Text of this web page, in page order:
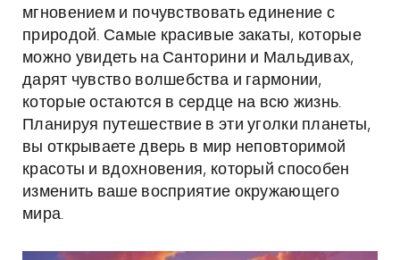
мгновением и почувствовать единение с
природой. Самые красивые закаты, которые
можно увидеть на Санторини и Мальдивах,
дарят чувство волшебства и гармонии,
которые остаются в сердце на всю жизнь.
Планируя путешествие в эти уголки планеты,
вы открываете дверь в мир неповторимой
красоты и вдохновения, который способен
изменить ваше восприятие окружающего
мира.